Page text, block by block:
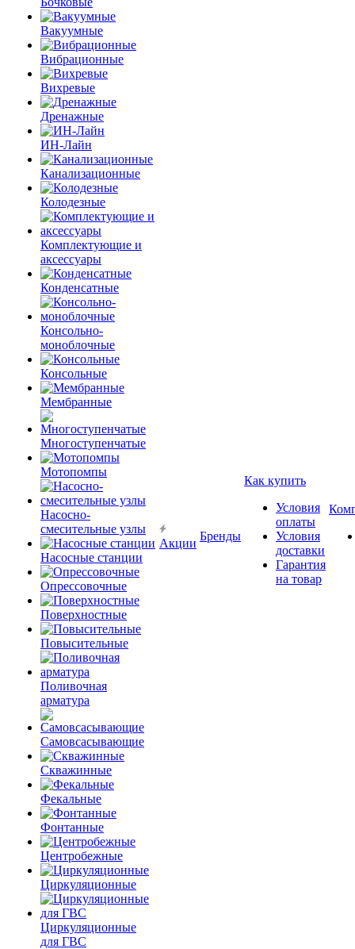
Вакуумные
Вибрационные
Вихревые
Дренажные
ИН-Лайн
Канализационные
Колодезные
Комплектующие и
аксессуары
Конденсатные
Консольно-
моноблочные
Консольные
Мембранные
Многоступенчатые
Мотопомпы
Насосно-
смесительные узлы
Насосные станции
Опрессовочные
Поверхностные
Повысительные
Поливочная
арматура
Самовсасывающие
Скважинные
Фекальные
Фонтанные
Центробежные
Циркуляционные
Циркуляционные
для ГВС
Акции
Бренды
Как купить
Условия
оплаты
Условия
доставки
Гарантия
на товар